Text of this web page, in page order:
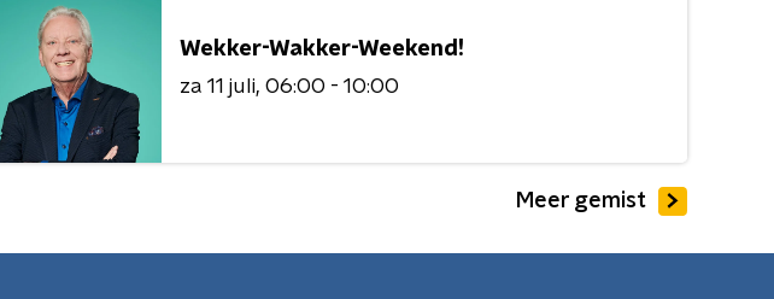
Wekker-Wakker-Weekend!
za 11 juli 06:00 - 10:00
Meer gemist